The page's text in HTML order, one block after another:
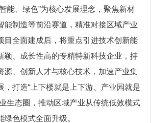
能、绿色”为核心发展理念，聚焦新材
能制造等前沿赛道，精准对接区域产业
目全面建成后，将重点引进技术创新能
颖、成长性高的专精特新科技企业，持
源、创新人才与核心技术，加速产业集
，打造“上下楼就是上下游、产业园就是
生态圈，推动区域产业从传统低效模式
绿色模式全面升级。